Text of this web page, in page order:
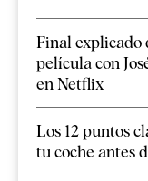
Final explicado
película con
en Netflix
Los 12 puntos
tu coche antes